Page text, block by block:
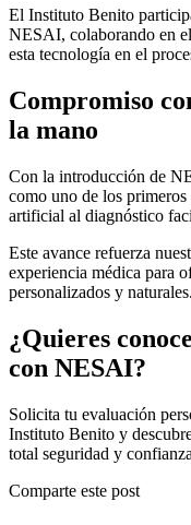
El Instituto Benito
NESAI, colaborando en
esta tecnología en el
Compromiso
la mano
Con la introducción de
como uno de los
artificial al diagnóstico
Este avance refuerza
experiencia médica para
personalizados y naturales.
¿Quieres
con NESAI?
Solicita tu evaluación
Instituto Benito y
total seguridad y
Comparte este post